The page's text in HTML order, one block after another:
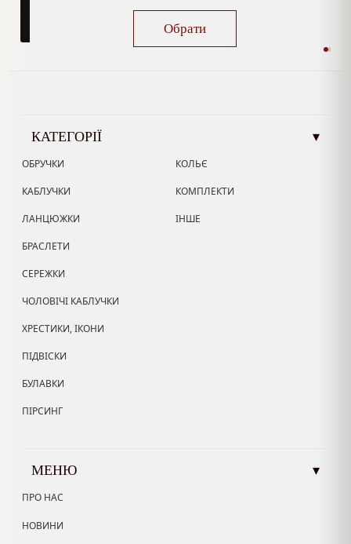
Обрати
КАТЕГОРІЇ ▾
ОБРУЧКИ
КАБЛУЧКИ
ЛАНЦЮЖКИ
БРАСЛЕТИ
СЕРЕЖКИ
ЧОЛОВІЧІ КАБЛУЧКИ
ХРЕСТИКИ, ІКОНИ
ПІДВІСКИ
БУЛАВКИ
ПІРСИНГ
КОЛЬЄ
КОМПЛЕКТИ
ІНШЕ
МЕНЮ ▾
ПРО НАС
НОВИНИ